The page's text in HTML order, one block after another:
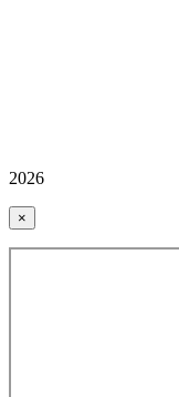
2026
×